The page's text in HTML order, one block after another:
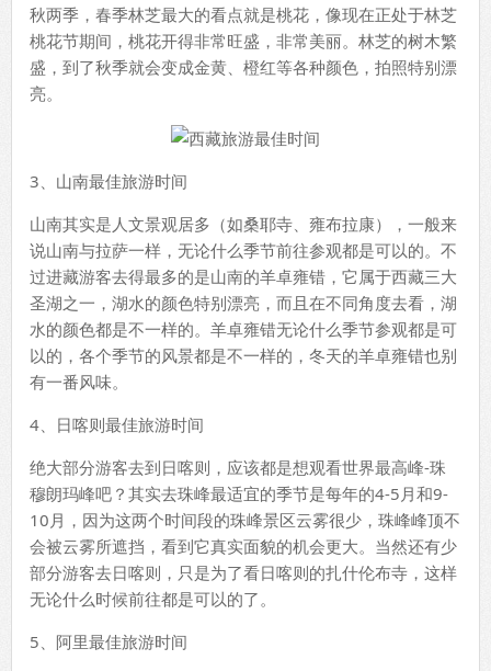
秋两季，春季林芝最大的看点就是桃花，像现在正处于林芝
桃花节期间，桃花开得非常旺盛，非常美丽。林芝的树木繁
盛，到了秋季就会变成金黄、橙红等各种颜色，拍照特别漂
亮。
3、山南最佳旅游时间
山南其实是人文景观居多（如桑耶寺、雍布拉康），一般来
说山南与拉萨一样，无论什么季节前往参观都是可以的。不
过进藏游客去得最多的是山南的羊卓雍错，它属于西藏三大
圣湖之一，湖水的颜色特别漂亮，而且在不同角度去看，湖
水的颜色都是不一样的。羊卓雍错无论什么季节参观都是可
以的，各个季节的风景都是不一样的，冬天的羊卓雍错也别
有一番风味。
4、日喀则最佳旅游时间
绝大部分游客去到日喀则，应该都是想观看世界最高峰-珠
穆朗玛峰吧？其实去珠峰最适宜的季节是每年的4-5月和9-
10月，因为这两个时间段的珠峰景区云雾很少，珠峰峰顶不
会被云雾所遮挡，看到它真实面貌的机会更大。当然还有少
部分游客去日喀则，只是为了看日喀则的扎什伦布寺，这样
无论什么时候前往都是可以的了。
5、阿里最佳旅游时间